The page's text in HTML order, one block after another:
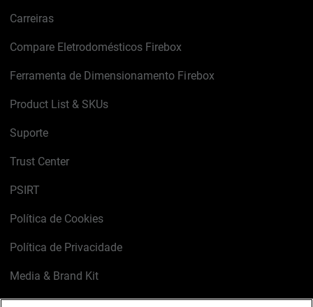
Carreiras
Compare Eletrodomésticos Firebox
Ferramenta de Dimensionamento Firebox
Product List & SKUs
Suporte
Trust Center
PSIRT
Política de Cookies
Política de Privacidade
Media & Brand Kit